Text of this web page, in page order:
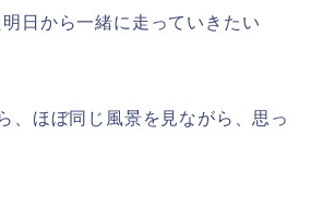
日から一緒に走っていきたい
、ほぼ同じ風景を見ながら、思っ